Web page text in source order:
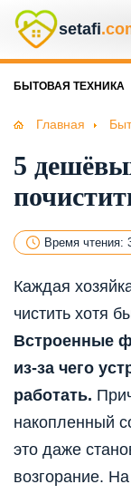
setafi
БЫТОВАЯ ТЕХНИКА
Главная
5
Время чтения:
Каждая
чистить хотя
Встроенные
из-за чего
работать.
накопленный
это даже
возгорание.